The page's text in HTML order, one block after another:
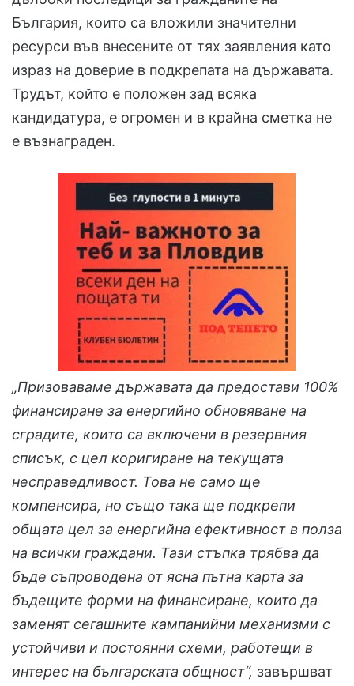
България, които са вложили значителни
ресурси във внесените от тях заявления като
израз на доверие в подкрепата на държавата.
Трудът, който е положен зад всяка
кандидатура, е огромен и в крайна сметка не
е възнаграден.
„Призоваваме държавата да предостави 100%
финансиране за енергийно обновяване на
сградите, които са включени в резервния
списък, с цел коригиране на текущата
несправедливост. Това не само ще
компенсира, но също така ще подкрепи
общата цел за енергийна ефективност в полза
на всички граждани. Тази стъпка трябва да
бъде съпроводена от ясна пътна карта за
бъдещите форми на финансиране, които да
заменят сегашните кампанийни механизми с
устойчиви и постоянни схеми, работещи в
интерес на българската общност“, завършват